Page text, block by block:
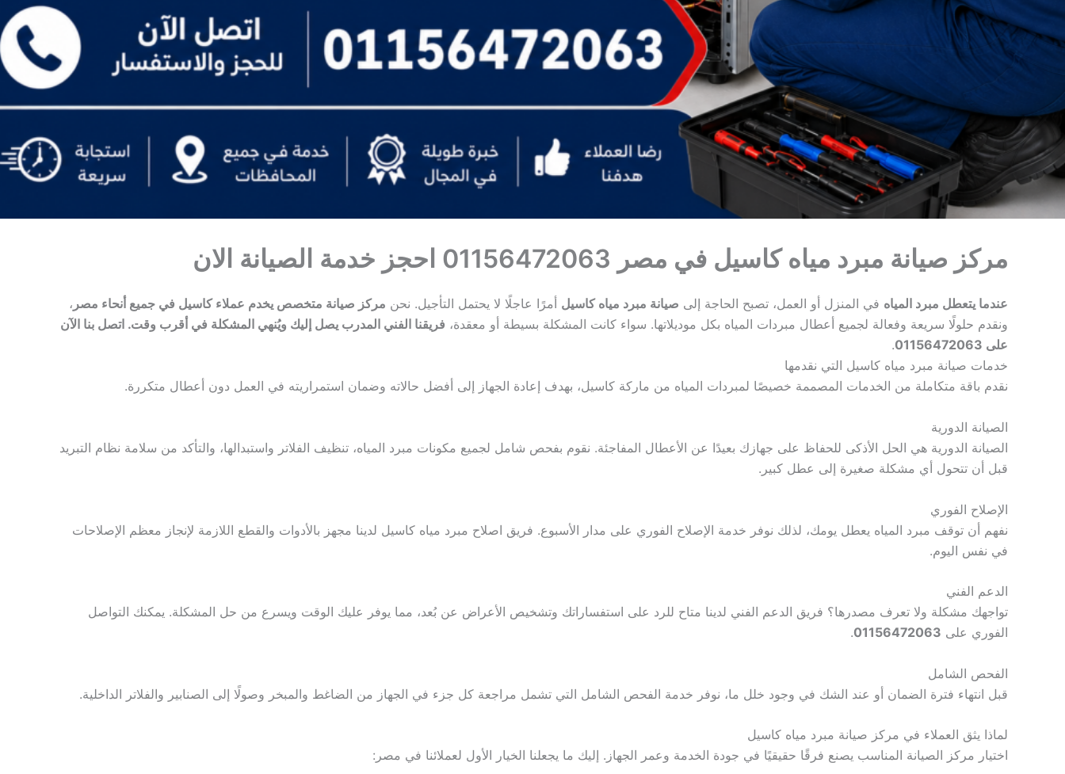
مركز صيانة مبرد مياه كاسيل في مصر 01156472063 احجز خدمة الصيانة الان
عندما يتعطل مبرد المياه في المنزل أو العمل، تصبح الحاجة إلى صيانة مبرد مياه كاسيل أمرًا عاجلًا لا يحتمل التأجيل. نحن مركز صيانة متخصص يخدم عملاء كاسيل في جميع أنحاء مصر ،
ونقدم حلولًا سريعة وفعالة لجميع أعطال مبردات المياه بكل موديلاتها. سواء كانت المشكلة بسيطة أو معقدة، فريقنا الفني المدرب يصل إليك ويُنهي المشكلة في أقرب وقت. اتصل بنا الآن
على 01156472063
.
خدمات صيانة مبرد مياه كاسيل التي نقدمها
نقدم باقة متكاملة من الخدمات المصممة خصيصًا لمبردات المياه من ماركة كاسيل، بهدف إعادة الجهاز إلى أفضل حالاته وضمان استمراريته في العمل دون أعطال متكررة.
الصيانة الدورية
الصيانة الدورية هي الحل الأذكى للحفاظ على جهازك بعيدًا عن الأعطال المفاجئة. نقوم بفحص شامل لجميع مكونات مبرد المياه، تنظيف الفلاتر واستبدالها، والتأكد من سلامة نظام التبريد
قبل أن تتحول أي مشكلة صغيرة إلى عطل كبير.
الإصلاح الفوري
نفهم أن توقف مبرد المياه يعطل يومك، لذلك نوفر خدمة الإصلاح الفوري على مدار الأسبوع. فريق اصلاح مبرد مياه كاسيل لدينا مجهز بالأدوات والقطع اللازمة لإنجاز معظم الإصلاحات
في نفس اليوم.
الدعم الفني
تواجهك مشكلة ولا تعرف مصدرها؟ فريق الدعم الفني لدينا متاح للرد على استفساراتك وتشخيص الأعراض عن بُعد، مما يوفر عليك الوقت ويسرع من حل المشكلة. يمكنك التواصل
الفوري على 01156472063
.
الفحص الشامل
قبل انتهاء فترة الضمان أو عند الشك في وجود خلل ما، نوفر خدمة الفحص الشامل التي تشمل مراجعة كل جزء في الجهاز من الضاغط والمبخر وصولًا إلى الصنابير والفلاتر الداخلية.
لماذا يثق العملاء في مركز صيانة مبرد مياه كاسيل
اختيار مركز الصيانة المناسب يصنع فرقًا حقيقيًا في جودة الخدمة وعمر الجهاز. إليك ما يجعلنا الخيار الأول لعملائنا في مصر: